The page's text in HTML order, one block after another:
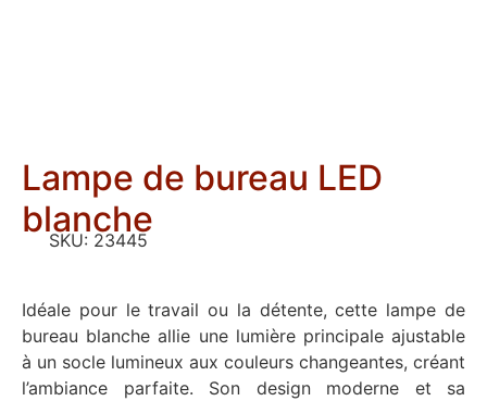
Lampe de bureau LED
blanche
SKU: 23445
Idéale pour le travail ou la détente, cette lampe de
bureau blanche allie une lumière principale ajustable
à un socle lumineux aux couleurs changeantes, créant
l’ambiance parfaite. Son design moderne et sa